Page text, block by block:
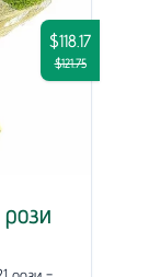
$118.17
$121.75